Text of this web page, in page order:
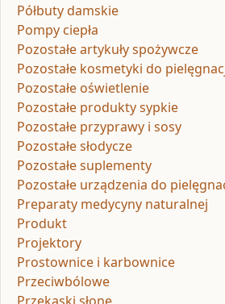
Półbuty damskie
Pompy ciepła
Pozostałe artykuły spożywcze
Pozostałe kosmetyki do
Pozostałe oświetlenie
Pozostałe produkty sypkie
Pozostałe przyprawy i sosy
Pozostałe słodycze
Pozostałe suplementy
Pozostałe urządzenia do
Preparaty medycyny naturalnej
Produkt
Projektory
Prostownice i karbownice
Przeciwbólowe